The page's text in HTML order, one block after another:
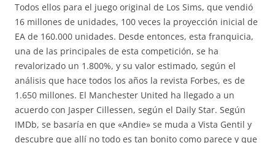
Todos ellos para el juego original de Los Sims, que vendió
16 millones de unidades, 100 veces la proyección inicial de
EA de 160.000 unidades. Desde entonces, esta franquicia,
una de las principales de esta competición, se ha
revalorizado un 1.800%, y su valor estimado, según el
análisis que hace todos los años la revista Forbes, es de
1.650 millones. El Manchester United ha llegado a un
acuerdo con Jasper Cillessen, según el Daily Star. Según
IMDb, se basaría en que «Andie» se muda a Vista Gentil y
descubre que allí no todo es tan bonito como parece y que